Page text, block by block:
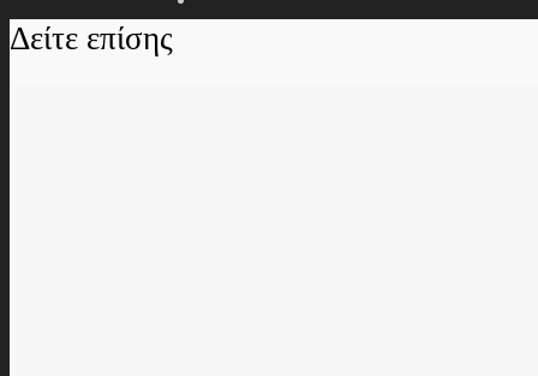
Δείτε επίσης